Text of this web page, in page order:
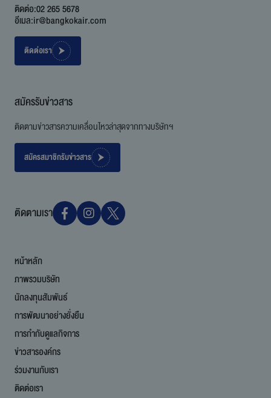
ติดต่อ:02 265 5678
อีเมล:ir@bangkokair.com
ติดต่อเรา
สมัครรับข่าวสาร
ติดตามข่าวสารความเคลื่อนไหวล่าสุดจากทางบริษัทฯ
สมัครสมาชิกรับข่าวสาร
ติดตามเรา
หน้าหลัก
ภาพรวมบริษัท
นักลงทุนสัมพันธ์
การพัฒนาอย่างยั่งยืน
การกำกับดูแลกิจการ
ข่าวสารองค์กร
ร่วมงานกับเรา
ติดต่อเรา